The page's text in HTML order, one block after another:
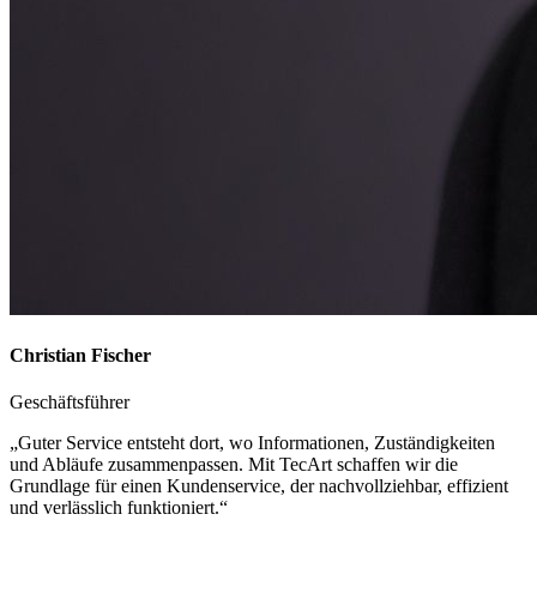
Christian Fischer
Geschäftsführer
„Guter Service entsteht dort, wo Informationen, Zuständigkeiten
und Abläufe zusammenpassen. Mit TecArt schaffen wir die
Grundlage für einen Kundenservice, der nachvollziehbar, effizient
und verlässlich funktioniert.“